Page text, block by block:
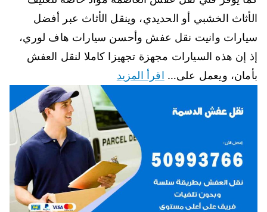
الأثاث الخشبي أو الحديدي، وينقل الأثاث عبر أفضل
سيارات وانيت نقل عفش وأحسن سيارات هاف لوري،
إذ إن هذه السيارات مجهزة تجهيزا كاملا لنقل العفش
بأمان، ويعمل على… اقرأ المزيد